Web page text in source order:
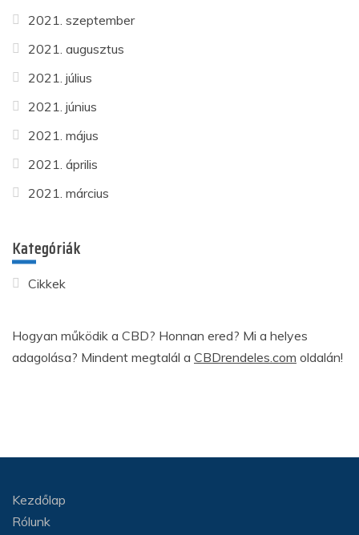
2021. szeptember
2021. augusztus
2021. július
2021. június
2021. május
2021. április
2021. március
Kategóriák
Cikkek
Hogyan működik a CBD? Honnan ered? Mi a helyes
adagolása? Mindent megtalál a CBDrendeles.com oldalán!
Kezdőlap
Rólunk